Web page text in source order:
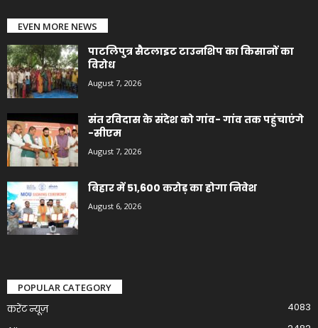
EVEN MORE NEWS
पाटलिपुत्र सैटलाइट टाउनशिप का किसानों का
विरोध
August 7, 2026
संत रविदास के संदेश को गांव- गांव तक पहुंचाएंगे
-सीएम
August 7, 2026
बिहार में 51,600 करोड़ का होगा निवेश
August 6, 2026
POPULAR CATEGORY
करेंट न्यूज़
4083